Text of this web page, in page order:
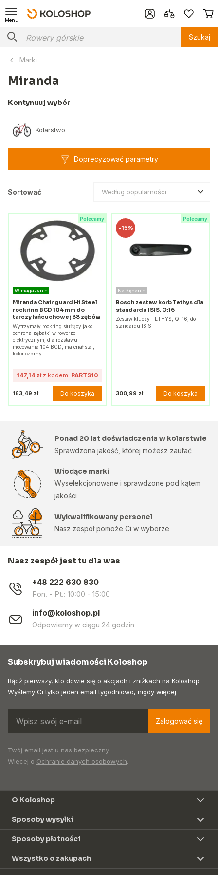
Menu
Szukaj
Marki
Miranda
Kontynuuj wybór
Kolarstwo
Doprecyzować parametry
Sortować Według popularności
Polecamy
W magazynie
Miranda Chainguard Hi Steel
rockring BCD 104 mm do
tarczy łańcuchowej 38 zębów
Wytrzymały rockring służący jako
ochrona zębatki w rowerze
elektrycznym, dla rozstawu
mocowania 104 BCD, materiał stal,
kolor czarny.
147,14 złz kodem: PARTS10
163,49 zł Do koszyka
Polecamy
-15%
Na żądanie
Bosch zestaw korb Tethys dla
standardu ISIS, Q:16
Zestaw kluczy TETHYS, Q: 16, do
standardu ISIS
300,99 zł Do koszyka
Ponad 20 lat doświadczenia w kolarstwie
Sprawdzona jakość, której możesz zaufać
Wiodące marki
Wyselekcjonowane i sprawdzone pod kątem
jakości
Wykwalifikowany personel
Nasz zespół pomoże Ci w wyborze
Nasz zespół jest tu dla was
+48 222 630 830
Pon. - Pt.: 10:00 - 15:00
info@koloshop.pl
Odpowiemy w ciągu 24 godzin
Subskrybuj wiadomości Koloshop
Bądź pierwszy, kto dowie się o akcjach i zniżkach na Koloshop.
Wyślemy Ci tylko jeden email tygodniowo, nigdy więcej.
Zalogować się
Twój email jest u nas bezpieczny.
Więcej o Ochranie danych osobowych.
O Koloshop
Sposoby wysyłki
Sposoby płatności
Wszystko o zakupach